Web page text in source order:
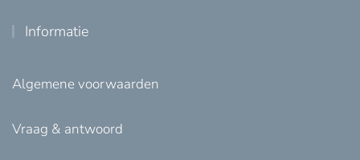
Informatie
Algemene voorwaarden
Vraag & antwoord